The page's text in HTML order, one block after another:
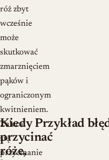
róż zbyt
wcześnie
może
skutkować
zmarznięciem
pąków i
ograniczonym
kwitnieniem.
Kiedy
przycinać
róże,
Zaleca
się
przycinanie
Przykład